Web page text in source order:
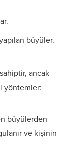
büyüler.
ancak
yöntemler:
büyülerden
ve kişinin